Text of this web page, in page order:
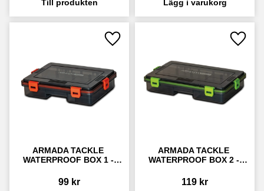
ARMADA TACKLE
WATERPROOF BOX 1 -
99 kr
Lägg till i favoriter
ARMADA TACKLE
WATERPROOF BOX 2 -
119 kr
Lägg